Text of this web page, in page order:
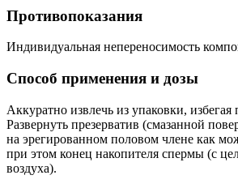
Противопоказания
Индивидуальная непереносимость
Способ применения и дозы
Аккуратно извлечь из упаковки,
Развернуть презерватив (смазанной
на эрегированном половом члене как
при этом конец накопителя спермы (с
воздуха).